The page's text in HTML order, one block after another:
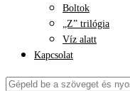
Boltok
„Z” trilógia
Víz alatt
Kapcsolat